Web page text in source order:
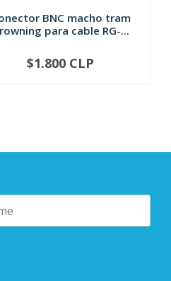
BNC macho tram
para cable RG-...
+
$1.800 CLP